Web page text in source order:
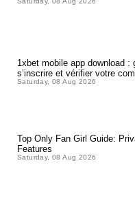
1xbet mobile app download :
s’inscrire et vérifier votre
Saturday, 08 Aug 2026
Top Only Fan Girl Guide:
Features
Saturday, 08 Aug 2026